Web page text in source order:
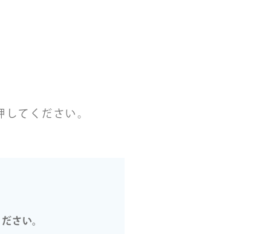
てください。
さい。